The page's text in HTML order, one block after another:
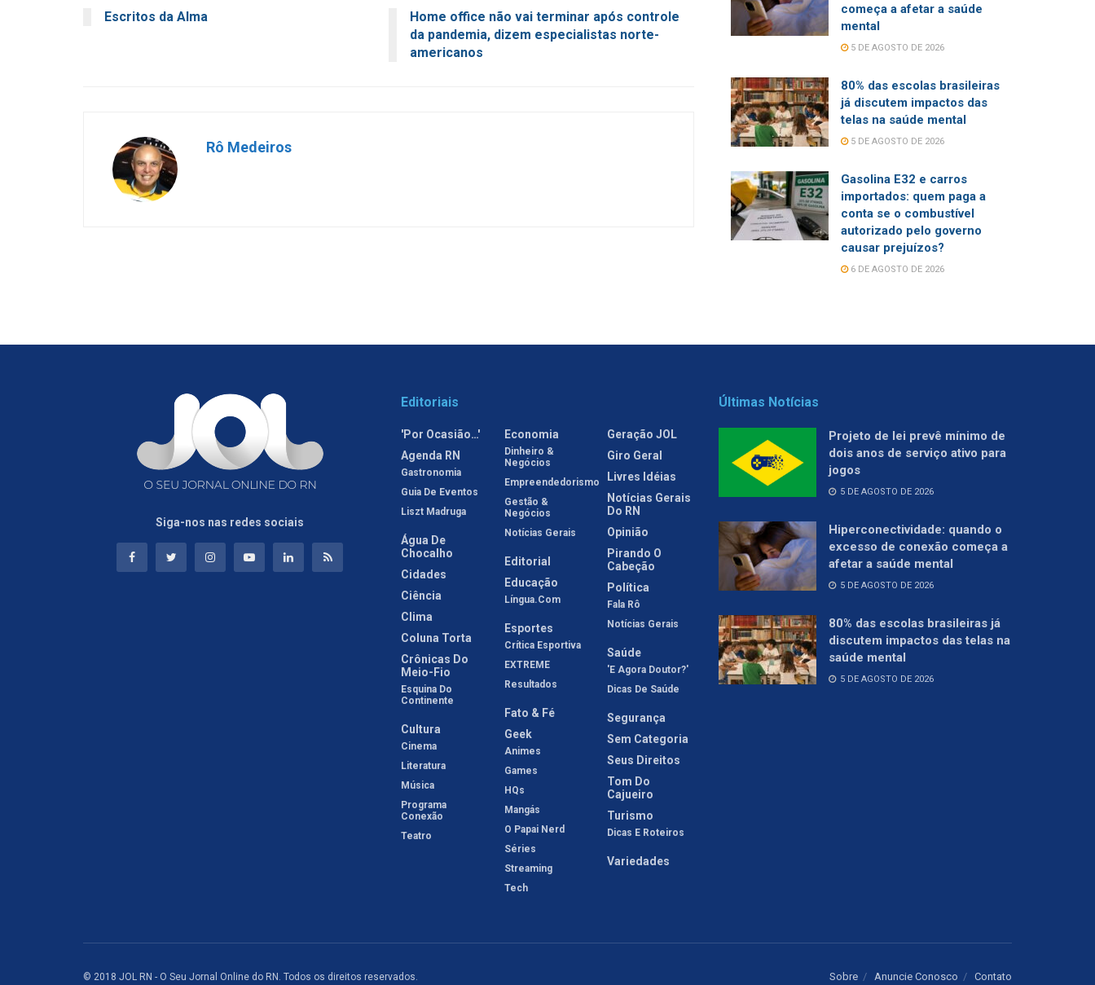
Escritos da Alma
Home office não vai terminar após controle
da pandemia, dizem especialistas norte-
americanos
Rô Medeiros
começa a afetar a saúde
mental
5 DE AGOSTO DE 2026
80% das escolas brasileiras
já discutem impactos das
telas na saúde mental
5 DE AGOSTO DE 2026
Gasolina E32 e carros
importados: quem paga a
conta se o combustível
autorizado pelo governo
causar prejuízos?
6 DE AGOSTO DE 2026
Siga-nos nas redes sociais
Editoriais
'Por Ocasião…'
Agenda RN
Gastronomia
Guia De Eventos
Liszt Madruga
Água De
Chocalho
Cidades
Ciência
Clima
Coluna Torta
Crônicas Do
Meio-Fio
Esquina Do
Continente
Cultura
Cinema
Literatura
Música
Programa
Conexão
Teatro
Economia
Dinheiro &
Negócios
Empreendedorismo
Gestão &
Negócios
Notícias Gerais
Editorial
Educação
Língua.com
Esportes
Crítica Esportiva
EXTREME
Resultados
Fato & Fé
Geek
Animes
Games
HQs
Mangás
O Papai Nerd
Séries
Streaming
Tech
Geração JOL
Giro Geral
Livres Idéias
Notícias Gerais
Do RN
Opinião
Pirando O
Cabeção
Política
Fala Rô
Notícias Gerais
Saúde
'E Agora Doutor?'
Dicas De Saúde
Segurança
Sem Categoria
Seus Direitos
Tom Do
Cajueiro
Turismo
Dicas E Roteiros
Variedades
Últimas Notícias
Projeto de lei prevê mínimo de
dois anos de serviço ativo para
jogos
5 DE AGOSTO DE 2026
Hiperconectividade: quando o
excesso de conexão começa a
afetar a saúde mental
5 DE AGOSTO DE 2026
80% das escolas brasileiras já
discutem impactos das telas na
saúde mental
5 DE AGOSTO DE 2026
Sobre Anuncie Conosco Contato
© 2018 JOL RN - O Seu Jornal Online do RN. Todos os direitos reservados.